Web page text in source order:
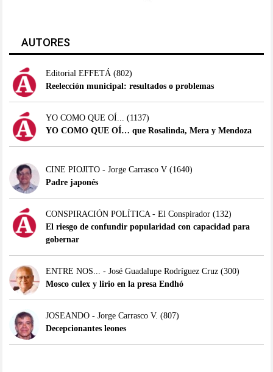
AUTORES
Editorial EFFETÁ(802)
Reelección municipal: resultados o problemas
YO COMO QUE OÍ... (1137)
YO COMO QUE OÍ… que Rosalinda, Mera y Mendoza
CINE PIOJITO - Jorge Carrasco V(1640)
Padre japonés
CONSPIRACIÓN POLÍTICA - El Conspirador(132)
El riesgo de confundir popularidad con capacidad para
gobernar
ENTRE NOS... - José Guadalupe Rodríguez Cruz(300)
Mosco culex y lirio en la presa Endhó
JOSEANDO - Jorge Carrasco V. (807)
Decepcionantes leones